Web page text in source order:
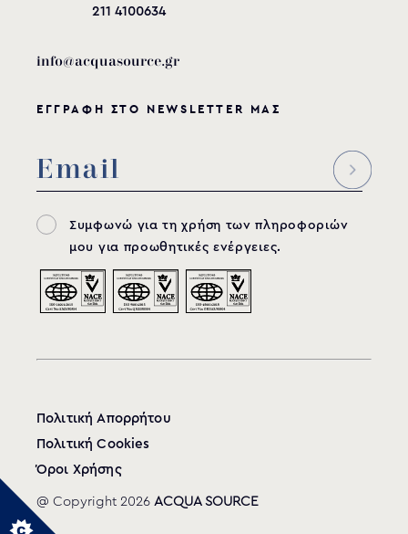
211 4100634
info@acquasource.gr
ΕΓΓΡΑΦΗ ΣΤΟ NEWSLETTER ΜΑΣ
Συμφωνώ για τη χρήση των πληροφοριών
μου για προωθητικές ενέργειες.
Πολιτική Απορρήτου
Πολιτική Cookies
Όροι Χρήσης
@ Copyright 2026 ACQUA SOURCE